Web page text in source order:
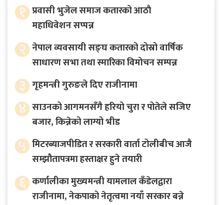
१ प्रवासी भुजेल समाज कतारको आठाै
महाधिवेशन सप्पन्न
२ नेपाल व्यवसायी सङ्घ कतारको दोस्रो वार्षिक
साधारण सभा तथा स्मारिका विमोचन सम्पन्न
३ गृहमन्त्री गुरुङले दिए राजीनामा
४ साउनको आगमनसँगै हरियो चुरा र पोतेले सजिए
बजार, किन्नेको लाग्यो भीड
५ मिटरब्याजपीडित र सरकारी वार्ता टोलीबीच आजै
सम्झौतापत्रमा हस्ताक्षर हुने तयारी
६ कर्णालीका मुख्यमन्त्री यामलाल कँडेलद्वारा
राजीनामा, नेकपाको नेतृत्वमा नयाँ सरकार बन्ने